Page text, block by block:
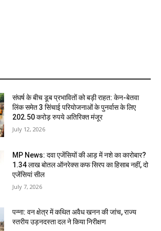
संघर्ष के बीच डूब प्रभावितों को बड़ी राहत: केन-बेतवा
लिंक समेत 3 सिंचाई परियोजनाओं के पुनर्वास के लिए
202.50 करोड़ रुपये अतिरिक्त मंजूर
July 12, 2026
MP News: दवा एजेंसियों की आड़ में नशे का कारोबार?
1.34 लाख बोतल ऑनरेक्स कफ सिरप का हिसाब नहीं, दो
एजेंसियां सील
July 7, 2026
पन्ना: वन क्षेत्र में कथित अवैध खनन की जांच, राज्य
स्तरीय उड़नदस्ता दल ने किया निरीक्षण